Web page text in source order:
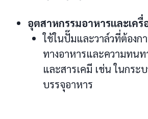
อุตสาหกรรมอาหารและเครื่
ใช้ในปั๊มและวาล์วที่ต้องก
ทางอาหารและความทน
และสารเคมี เช่น ในกระ
บรรจุอาหาร